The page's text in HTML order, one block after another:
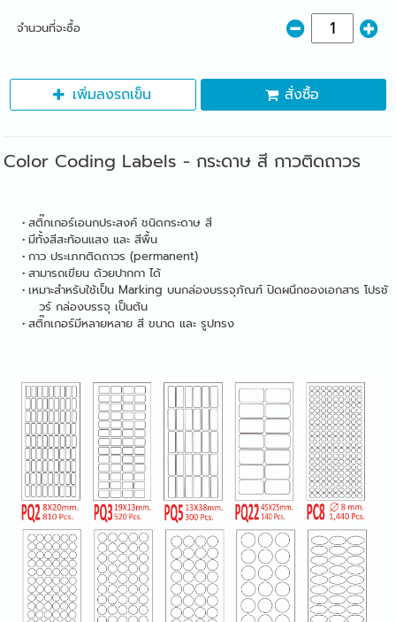
จำนวนที่จะซื้อ
เพิ่มลงรถเข็น สั่งซื้อ
Color Coding Labels - กระดาษ สี กาวติดถาวร
สติ๊กเกอร์เอนกประสงค์ ชนิดกระดาษ สี
มีทั้งสีสะท้อนแสง และ สีพื้น
กาว ประเภทติดถาวร (permanent)
สามารถเขียน ด้วยปากกา ได้
เหมาะสำหรับใช้เป็น Marking บนกล่องบรรจุภัณฑ์ ปิดผนึกซองเอกสาร โปรชั
วร์ กล่องบรรจุ เป็นต้น
สติ๊กเกอร์มีหลายหลาย สี ขนาด และ รูปทรง